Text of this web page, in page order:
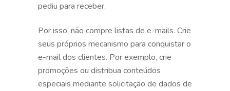
pediu para receber.
Por isso, não compre listas de e-mails. Crie
seus próprios mecanismo para conquistar o
e-mail dos clientes. Por exemplo, crie
promoções ou distribua conteúdos
especiais mediante solicitação de dados de